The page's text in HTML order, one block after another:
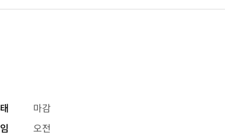
마감
오전